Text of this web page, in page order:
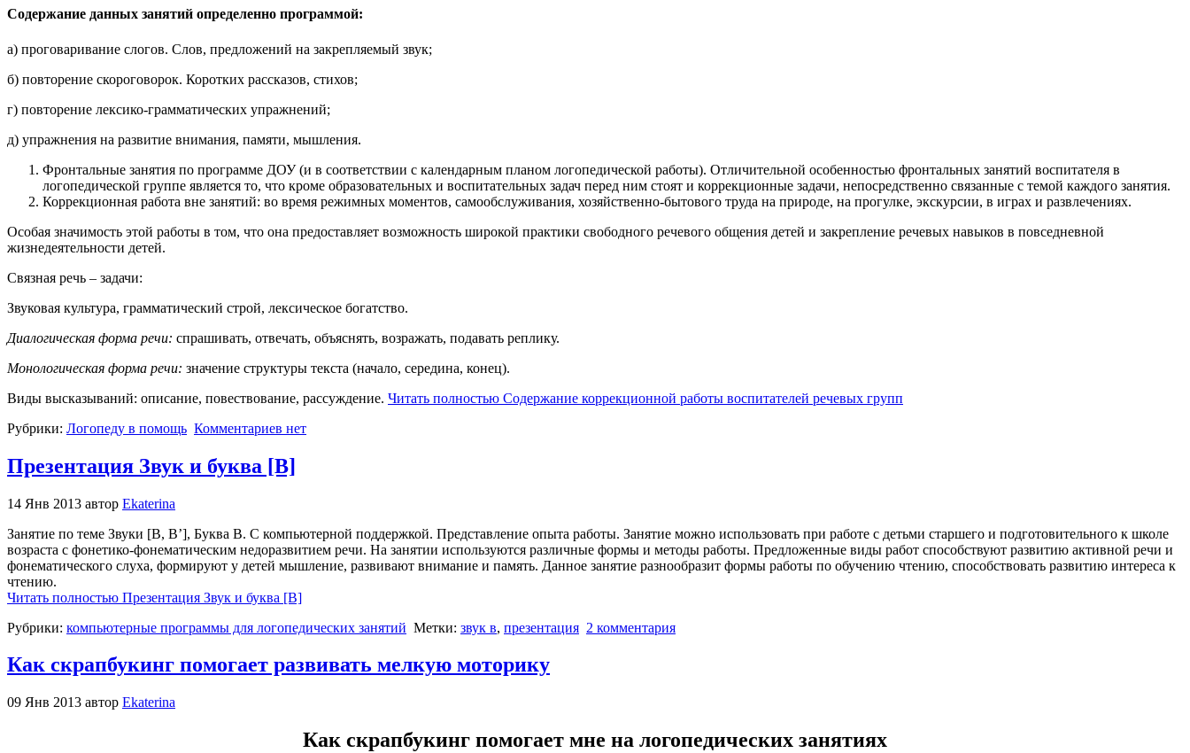
Содержание данных занятий определенно программой:
а) проговаривание слогов. Слов, предложений на закрепляемый звук;
б) повторение скороговорок. Коротких рассказов, стихов;
г) повторение лексико-грамматических упражнений;
д) упражнения на развитие внимания, памяти, мышления.
Фронтальные занятия по программе ДОУ (и в соответствии с календарным планом логопедической работы). Отличительной особенностью фронтальных занятий воспитателя в
логопедической группе является то, что кроме образовательных и воспитательных задач перед ним стоят и коррекционные задачи, непосредственно связанные с темой каждого занятия.
Коррекционная работа вне занятий: во время режимных моментов, самообслуживания, хозяйственно-бытового труда на природе, на прогулке, экскурсии, в играх и развлечениях.
Особая значимость этой работы в том, что она предоставляет возможность широкой практики свободного речевого общения детей и закрепление речевых навыков в повседневной
жизнедеятельности детей.
Связная речь – задачи:
Звуковая культура, грамматический строй, лексическое богатство.
Диалогическая форма речи: спрашивать, отвечать, объяснять, возражать, подавать реплику.
Монологическая форма речи: значение структуры текста (начало, середина, конец).
Виды высказываний: описание, повествование, рассуждение. Читать полностью Содержание коррекционной работы воспитателей речевых групп
Рубрики: Логопеду в помощь Комментариев нет
Презентация Звук и буква [В]
14 Янв 2013 автор Ekaterina
Занятие по теме Звуки [В, В’], Буква В. С компьютерной поддержкой. Представление опыта работы. Занятие можно использовать при работе с детьми старшего и подготовительного к школе
возраста с фонетико-фонематическим недоразвитием речи. На занятии используются различные формы и методы работы. Предложенные виды работ способствуют развитию активной речи и
фонематического слуха, формируют у детей мышление, развивают внимание и память. Данное занятие разнообразит формы работы по обучению чтению, способствовать развитию интереса к
чтению.
Читать полностью Презентация Звук и буква [В]
Рубрики: компьютерные программы для логопедических занятий Метки: звук в, презентация 2 комментария
Как скрапбукинг помогает развивать мелкую моторику
09 Янв 2013 автор Ekaterina
Как скрапбукинг помогает мне на логопедических занятиях